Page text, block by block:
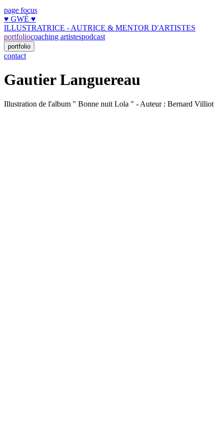
page focus
♥︎ GWÉ ♥︎
ILLUSTRATRICE - AUTRICE & MENTOR D'ARTISTES
portfoliocoaching artistespodcast
portfolio
contact
Gautier Languereau
Illustration de l'album " Bonne nuit Lola " - Auteur : Bernard Villiot